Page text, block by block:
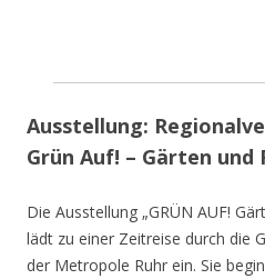
Ausstellung:
Grün Auf! – Gärten
Die Ausstellung „GRÜN AUF!
lädt zu einer Zeitreise durch die
der Metropole Ruhr ein. Sie